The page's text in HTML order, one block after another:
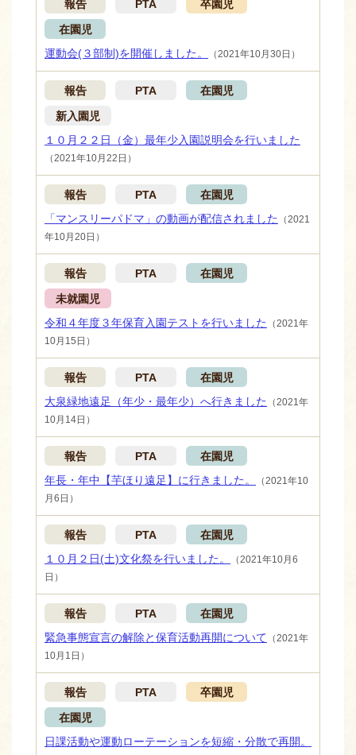
報告 PTA
卒園児
在園児
運動会(３部制)を開催しました。
（2021年10月30日）
報告 PTA
在園児
新入園児
１０月２２日（金）最年少入園説明会を行いました
（2021年10月22日）
報告 PTA
在園児
「マンスリーパドマ」の動画が配信されました
（2021
年10月20日）
報告 PTA
在園児
未就園児
令和４年度３年保育入園テストを行いました
（2021年
10月15日）
報告 PTA
在園児
大泉緑地遠足（年少・最年少）へ行きました
（2021年
10月14日）
報告 PTA
在園児
年長・年中【芋ほり遠足】に行きました。
（2021年10
月6日）
報告 PTA
在園児
１０月２日(土)文化祭を行いました。
（2021年10月6
日）
報告 PTA
在園児
緊急事態宣言の解除と保育活動再開について （2021年
10月1日）
報告 PTA
卒園児
在園児
日課活動や運動ローテーションを短縮・分散で再開。